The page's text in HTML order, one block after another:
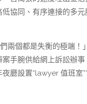
低協同、有序連接的多元
兩個都是失衡的極端！
手腕供給網上訴訟辦事
廳設置“lawyer 值班室